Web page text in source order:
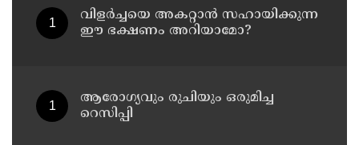
വിളർച്ചയെ അകറ്റാൻ സഹായിക്കുന്ന
ഈ ഭക്ഷണം അറിയാമോ?
ആരോഗ്യവും രുചിയും ഒരുമിച്ച
റെസിപ്പി